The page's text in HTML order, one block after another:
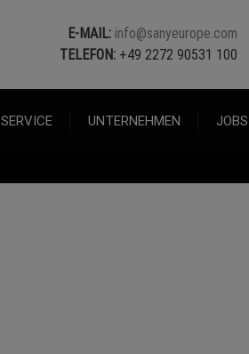
E-MAIL: info@sanyeurope.com
TELEFON: +49 2272 90531 100
SERVICE UNTERNEHMEN JOBS